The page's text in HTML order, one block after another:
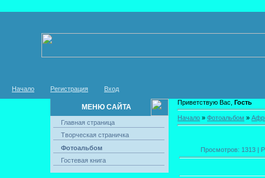
Начало Регистрация Вход
МЕНЮ САЙТА
Главная страница
Творческая страничка
Фотоальбом
Гостевая книга
Приветствую Вас,Гость
Начало »Фотоальбом »
Просмотров: 1313 |